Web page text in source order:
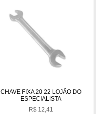
CHAVE FIXA 20 22 LOJÃO DO
ESPECIALISTA
R$ 12,41